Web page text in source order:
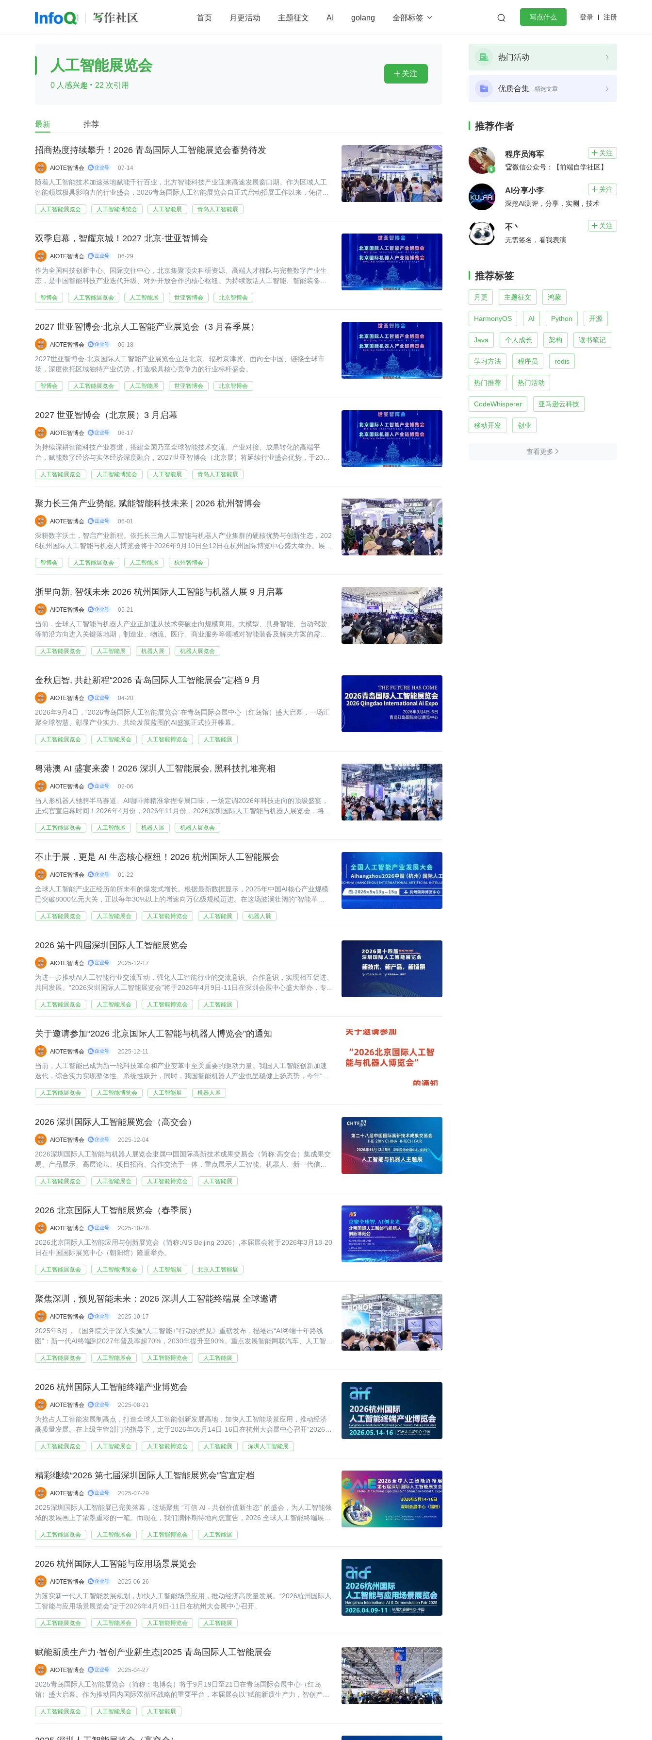
首页 月更活动 主题征文 AI golang 全部标签   写点什么 登录 注册
前端 AI 大数据 redis
查看更多
人工智能展览会
0 人感兴趣 · 22 次引用
 关注
最新 推荐
招商热度持续攀升！2026 青岛国际人工智能展览会蓄势待发
AIOTE智博会 07-14
随着人工智能技术加速落地赋能千行百业，北方智能科技产业迎来高速发展窗口期。作为区域人工
智能领域极具影响力的行业盛会，2026青岛国际人工智能展览会自正式启动招展工作以来，凭借精
人工智能展览会 人工智能博览会 人工智能展 青岛人工智能展
双季启幕，智耀京城！2027 北京·世亚智博会
AIOTE智博会 06-29
作为全国科技创新中心、国际交往中心，北京集聚顶尖科研资源、高端人才梯队与完整数字产业生
态，是中国智能科技产业迭代升级、对外开放合作的核心枢纽。为持续激活人工智能、智能装备、
智博会 人工智能展览会 人工智能展 世亚智博会 北京智博会
2027 世亚智博会·北京人工智能产业展览会（3 月春季展）
AIOTE智博会 06-18
2027世亚智博会·北京国际人工智能产业展览会立足北京、辐射京津冀、面向全中国、链接全球市
场，深度依托区域独特产业优势，打造极具核心竞争力的行业标杆盛会。
智博会 人工智能展览会 人工智能展 世亚智博会 北京智博会
2027 世亚智博会（北京展）3 月启幕
AIOTE智博会 06-17
为持续深耕智能科技产业赛道，搭建全国乃至全球智能技术交流、产业对接、成果转化的高端平
台，赋能数字经济与实体经济深度融合，2027世亚智博会（北京展）将延续行业盛会优势，于2027
人工智能展览会 人工智能博览会 人工智能展 青岛人工智能展
聚力长三角产业势能, 赋能智能科技未来 | 2026 杭州智博会
AIOTE智博会 06-01
深耕数字沃土，智启产业新程。依托长三角人工智能与机器人产业集群的硬核优势与创新生态，202
6杭州国际人工智能与机器人博览会将于2026年9月10日至12日在杭州国际博览中心盛大举办。展会
智博会 人工智能展览会 人工智能展 杭州智博会
浙里向新, 智领未来 2026 杭州国际人工智能与机器人展 9 月启幕
AIOTE智博会 05-21
当前，全球人工智能与机器人产业正加速从技术突破走向规模商用。大模型、具身智能、自动驾驶
等前沿方向进入关键落地期，制造业、物流、医疗、商业服务等领域对智能装备及解决方案的需求
人工智能展览会 人工智能展 机器人展 机器人展览会
金秋启智, 共赴新程“2026 青岛国际人工智能展会”定档 9 月
AIOTE智博会 04-20
2026年9月4日，“2026青岛国际人工智能展览会”在青岛国际会展中心（红岛馆）盛大启幕，一场汇
聚全球智慧、彰显产业实力、共绘发展蓝图的AI盛宴正式拉开帷幕。
人工智能展览会 人工智能展会 人工智能博览会 人工智能展
粤港澳 AI 盛宴来袭！2026 深圳人工智能展会, 黑科技扎堆亮相
AIOTE智博会 02-06
当人形机器人驰骋半马赛道、AI咖啡师精准拿捏专属口味，一场定调2026年科技走向的顶级盛宴，
正式官宣启幕时间！2026年4月份，2026年11月份，2026深圳国际人工智能与机器人展览会，将在
人工智能展览会 人工智能展 机器人展 机器人展览会
不止于展，更是 AI 生态核心枢纽！2026 杭州国际人工智能展会
AIOTE智博会 01-22
全球人工智能产业正经历前所未有的爆发式增长。根据最新数据显示，2025年中国AI核心产业规模
已突破8000亿元大关，正以每年30%以上的增速向万亿级规模迈进。在这场波澜壮阔的"智能革
人工智能展览会 人工智能展会 人工智能博览会 人工智能展 机器人展
2026 第十四届深圳国际人工智能展览会
AIOTE智博会 2025-12-17
为进一步推动AI人工智能行业交流互动，强化人工智能行业的交流意识、合作意识，实现相互促进、
共同发展。“2026深圳国际人工智能展览会”将于2026年4月9日-11日在深圳会展中心盛大举办，专注
人工智能展览会 人工智能展会 人工智能博览会 人工智能展
关于邀请参加“2026 北京国际人工智能与机器人博览会”的通知
AIOTE智博会 2025-12-11
当前，人工智能已成为新一轮科技革命和产业变革中至关重要的驱动力量。我国人工智能创新加速
迭代，综合实力实现整体性、系统性跃升，同时，我国智能机器人产业也呈稳健上扬态势，今年“具
人工智能展览会 人工智能博览会 人工智能展 机器人展
2026 深圳国际人工智能展览会（高交会）
AIOTE智博会 2025-12-04
2026深圳国际人工智能与机器人展览会隶属中国国际高新技术成果交易会（简称:高交会）集成果交
易、产品展示、高层论坛、项目招商、合作交流于一体，重点展示人工智能、机器人、新一代信息
人工智能展览会 人工智能展会 人工智能博览会 人工智能展
2026 北京国际人工智能展览会（春季展）
AIOTE智博会 2025-10-28
2026北京国际人工智能应用与创新展览会（简称:AIS Beijing 2026）,本届展会将于2026年3月18-20
日在中国国际展览中心（朝阳馆）隆重举办。
人工智能展览会 人工智能博览会 人工智能展 北京人工智能展
聚焦深圳，预见智能未来：2026 深圳人工智能终端展 全球邀请
AIOTE智博会 2025-10-17
2025年8月，《国务院关于深入实施“人工智能+”行动的意见》重磅发布，描绘出“AI终端十年路线
图”：新一代AI终端到2027年普及率超70%，2030年提升至90%。重点发展智能网联汽车、人工智能
人工智能展览会 人工智能展会 人工智能博览会 人工智能展
2026 杭州国际人工智能终端产业博览会
AIOTE智博会 2025-08-21
为抢占人工智能发展制高点，打造全球人工智能创新发展高地，加快人工智能场景应用，推动经济
高质量发展。在上级主管部门的指导下，定于2026年05月14日-16日在杭州大会展中心召开“2026杭
人工智能展览会 人工智能展会 人工智能博览会 人工智能展 深圳人工智能展
精彩继续“2026 第七届深圳国际人工智能展览会”官宣定档
AIOTE智博会 2025-07-29
2025深圳国际人工智能展已完美落幕，这场聚焦 “可信 AI - 共创价值新生态” 的盛会，为人工智能领
域的发展画上了浓墨重彩的一笔。而现在，我们满怀期待地向您宣告，2026 全球人工智能终端展暨
人工智能展览会 人工智能展会 人工智能博览会 人工智能展
2026 杭州国际人工智能与应用场景展览会
AIOTE智博会 2025-06-26
为落实新一代人工智能发展规划，加快人工智能场景应用，推动经济高质量发展。“2026杭州国际人
工智能与应用场景展览会”定于2026年4月9日-11日在杭州大会展中心召开。
人工智能展览会 人工智能展会 人工智能博览会 人工智能展
赋能新质生产力·智创产业新生态|2025 青岛国际人工智能展会
AIOTE智博会 2025-04-27
2025青岛国际人工智能展览会（简称：电博会）将于9月19日至21日在青岛国际会展中心（红岛
馆）盛大启幕。作为推动国内国际双循环战略的重要平台，本届展会以“赋能新质生产力，智创产业
人工智能展览会 人工智能展会 人工智能展
热门活动
优质合集 精选文章
推荐作者
程序员海军  关注
🏆微信公众号：【前端自学社区】
AI分享小李  关注
深挖AI测评，分享，实测，技术
不丶  关注
无需签名，看我表演
推荐标签
月更 主题征文 鸿蒙
HarmonyOS AI Python 开源
Java 个人成长 架构 读书笔记
学习方法 程序员 redis
热门推荐 热门活动
CodeWhisperer 亚马逊云科技
移动开发 创业
查看更多 